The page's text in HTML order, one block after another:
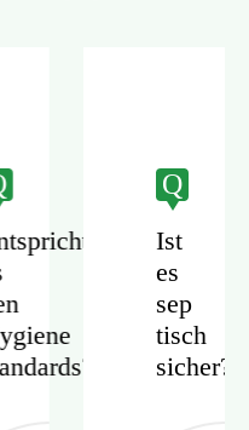
Q
Ist
es
sep
tisch
sicher?